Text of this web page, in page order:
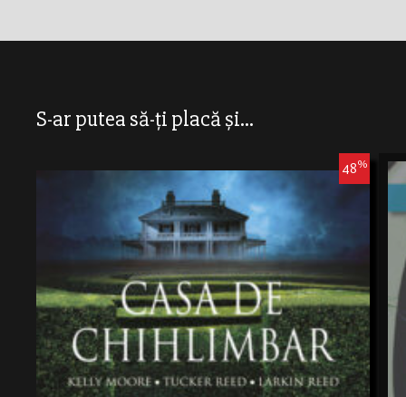
S-ar putea să-ți placă și...
48%